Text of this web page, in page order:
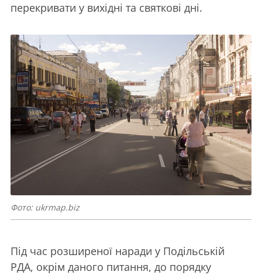
перекривати у вихідні та святкові дні.
Фото: ukrmap.biz
Під час розширеної наради у Подільській
РДА, окрім даного питання, до порядку